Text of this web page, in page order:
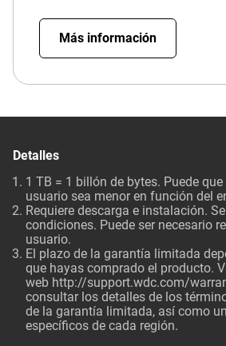
Más información
Detalles
1 TB = 1 billón de bytes. Puede
usuario sea menor en función del
Requiere descarga e instalación.
condiciones. Puede ser necesario
usuario.
El plazo de la garantía limitada
que hayas comprado el producto.
web http://support.wdc.com/
consultar los detalles de los
de la garantía limitada, así como
específicos de cada región.